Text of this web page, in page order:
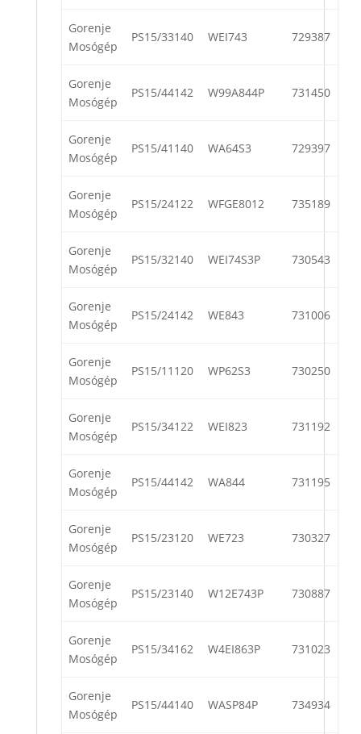
Gorenje
Mosógép
PS15/33140 WEI743 729387
Gorenje
Mosógép
PS15/44142 W99A844P 731450
Gorenje
Mosógép
PS15/41140 WA64S3 729397
Gorenje
Mosógép
PS15/24122 WFGE8012 735189
Gorenje
Mosógép
PS15/32140 WEI74S3P 730543
Gorenje
Mosógép
PS15/24142 WE843 731006
Gorenje
Mosógép
PS15/11120 WP62S3 730250
Gorenje
Mosógép
PS15/34122 WEI823 731192
Gorenje
Mosógép
PS15/44142 WA844 731195
Gorenje
Mosógép
PS15/23120 WE723 730327
Gorenje
Mosógép
PS15/23140 W12E743P 730887
Gorenje
Mosógép
PS15/34162 W4EI863P 731023
Gorenje
Mosógép
PS15/44140 WASP84P 734934